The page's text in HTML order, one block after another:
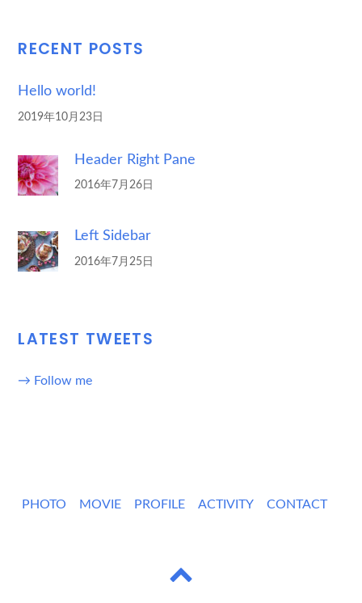
RECENT POSTS
Hello world!
2019年10月23日
Header Right Pane
2016年7月26日
Left Sidebar
2016年7月25日
LATEST TWEETS
→ Follow me
PHOTO MOVIE PROFILE ACTIVITY CONTACT